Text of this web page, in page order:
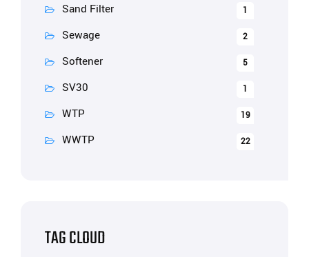
Sand Filter 1
Sewage 2
Softener 5
SV30 1
WTP 19
WWTP 22
TAG CLOUD